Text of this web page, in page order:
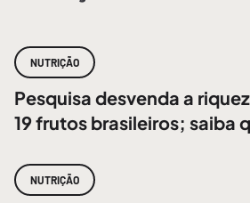
NUTRIÇÃO
Pesquisa desvenda a
19 frutos brasileiros; saiba
NUTRIÇÃO